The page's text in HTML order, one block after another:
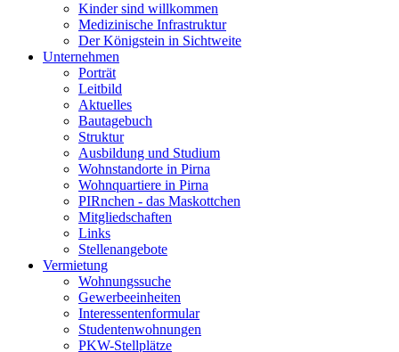
Kinder sind willkommen
Medizinische Infrastruktur
Der Königstein in Sichtweite
Unternehmen
Porträt
Leitbild
Aktuelles
Bautagebuch
Struktur
Ausbildung und Studium
Wohnstandorte in Pirna
Wohnquartiere in Pirna
PIRnchen - das Maskottchen
Mitgliedschaften
Links
Stellenangebote
Vermietung
Wohnungssuche
Gewerbeeinheiten
Interessentenformular
Studentenwohnungen
PKW-Stellplätze